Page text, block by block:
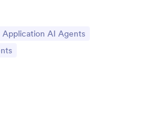
Go to Category:
Application AI Agents